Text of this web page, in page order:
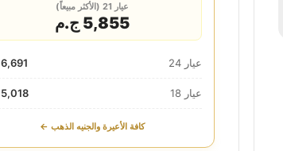
عيار 21 (الأكثر مبيعاً)
5,855 ج.م
عيار 24 6,691 ج.م
عيار 18 5,018 ج.م
كافة الأعيرة والجنيه الذهب ←